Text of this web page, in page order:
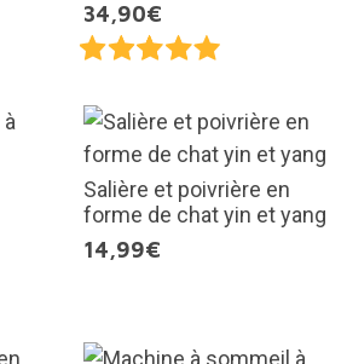
34,90€
Salière et poivrière en
forme de chat yin et yang
14,99€